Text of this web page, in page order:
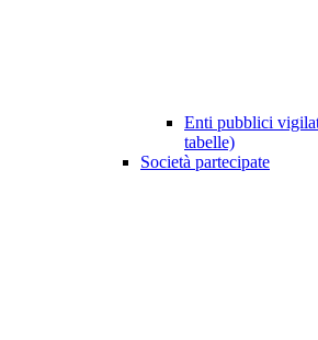
Enti pubblici
tabelle)
Società partecipate